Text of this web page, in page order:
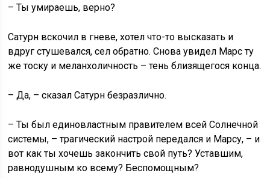
– Ты умираешь, верно?
Сатурн вскочил в гневе, хотел что-то высказать и
вдруг стушевался, сел обратно. Снова увидел Марс ту
же тоску и меланхоличность – тень близящегося конца.
– Да, – сказал Сатурн безразлично.
– Ты был единовластным правителем всей Солнечной
системы, – трагический настрой передался и Марсу, – и
вот как ты хочешь закончить свой путь? Уставшим,
равнодушным ко всему? Беспомощным?